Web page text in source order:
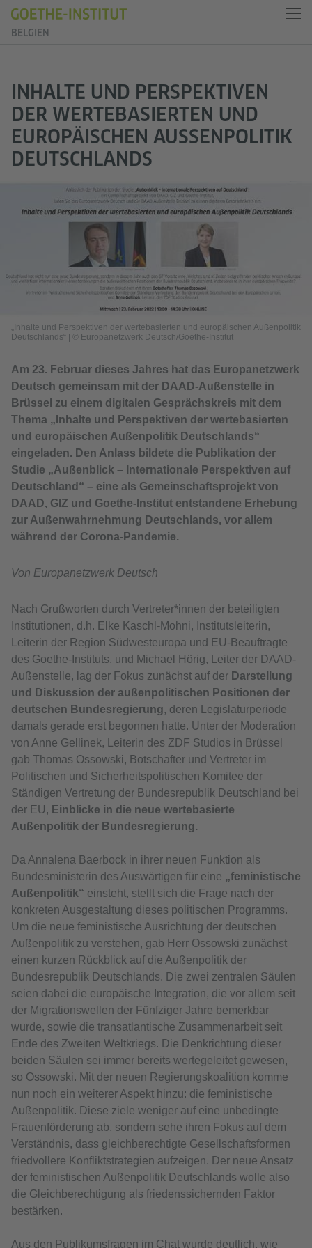
BELGIEN
INHALTE UND PERSPEKTIVEN
DER WERTEBASIERTEN UND
EUROPÄISCHEN AUSSENPOLITIK D
EUTSCHLANDS
„Inhalte und Perspektiven der wertebasierten und europäischen Außenpolitik
Deutschlands“
© Europanetzwerk Deutsch/Goethe-Institut
Am 23. Februar dieses Jahres hat das Europanetzwerk
Deutsch gemeinsam mit der DAAD-Außenstelle in
Brüssel zu einem digitalen Gesprächskreis mit dem
Thema „Inhalte und Perspektiven der wertebasierten
und europäischen Außenpolitik Deutschlands“
eingeladen. Den Anlass bildete die Publikation der
Studie „Außenblick – Internationale Perspektiven auf
Deutschland“ – eine als Gemeinschaftsprojekt von
DAAD, GIZ und Goethe-Institut entstandene Erhebung
zur Außenwahrnehmung Deutschlands, vor allem
während der Corona-Pandemie.
Von Europanetzwerk Deutsch
Nach Grußworten durch Vertreter*innen der beteiligten
Institutionen, d.h. Elke Kaschl-Mohni, Institutsleiterin,
Leiterin der Region Südwesteuropa und EU-Beauftragte
des Goethe-Instituts, und Michael Hörig, Leiter der DAAD-
Außenstelle, lag der Fokus zunächst auf der Darstellung
und Diskussion der außenpolitischen Positionen der
deutschen Bundesregierung, deren Legislaturperiode
damals gerade erst begonnen hatte. Unter der Moderation
von Anne Gellinek, Leiterin des ZDF Studios in Brüssel
gab Thomas Ossowski, Botschafter und Vertreter im
Politischen und Sicherheitspolitischen Komitee der
Ständigen Vertretung der Bundesrepublik Deutschland bei
der EU, Einblicke in die neue wertebasierte
Außenpolitik der Bundesregierung.
Da Annalena Baerbock in ihrer neuen Funktion als
Bundesministerin des Auswärtigen für eine „feministische
Außenpolitik“ einsteht, stellt sich die Frage nach der
konkreten Ausgestaltung dieses politischen Programms.
Um die neue feministische Ausrichtung der deutschen
Außenpolitik zu verstehen, gab Herr Ossowski zunächst
einen kurzen Rückblick auf die Außenpolitik der
Bundesrepublik Deutschlands. Die zwei zentralen Säulen
seien dabei die europäische Integration, die vor allem seit
der Migrationswellen der Fünfziger Jahre bemerkbar
wurde, sowie die transatlantische Zusammenarbeit seit
Ende des Zweiten Weltkriegs. Die Denkrichtung dieser
beiden Säulen sei immer bereits wertegeleitet gewesen,
so Ossowski. Mit der neuen Regierungskoalition komme
nun noch ein weiterer Aspekt hinzu: die feministische
Außenpolitik. Diese ziele weniger auf eine unbedingte
Frauenförderung ab, sondern sehe ihren Fokus auf dem
Verständnis, dass gleichberechtigte Gesellschaftsformen
friedvollere Konfliktstrategien aufzeigen. Der neue Ansatz
der feministischen Außenpolitik Deutschlands wolle also
die Gleichberechtigung als friedenssichernden Faktor
bestärken.
Aus den Publikumsfragen im Chat wurde deutlich, wie